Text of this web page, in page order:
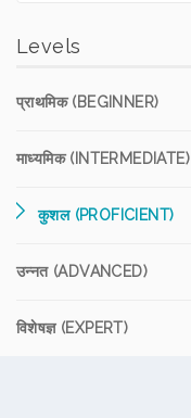
Levels
प्राथमिक (BEGINNER)
माध्यमिक (INTERMEDIATE)
कुशल (PROFICIENT)
उन्नत (ADVANCED)
विशेषज्ञ (EXPERT)